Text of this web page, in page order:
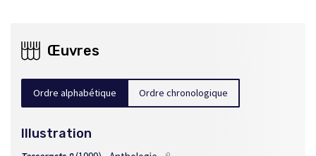
Œuvres
Ordre alphabétique Ordre chronologique
Illustration